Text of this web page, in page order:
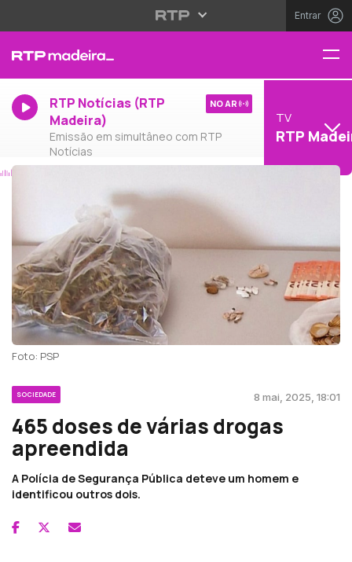
Entrar
RTP Notícias (RTP
Madeira)
Emissão em simultâneo com RTP
Notícias
NO AR
TV
RTP
Foto: PSP
SOCIEDADE 8 mai, 2025, 18:01
465 doses de várias drogas
apreendida
A Polícia de Segurança Pública deteve um homem e
identificou outros dois.